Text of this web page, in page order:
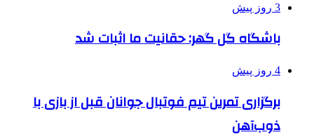
3 روز پیش
باشگاه گل گهر: حقانیت ما اثبات شد
4 روز پیش
برگزاری تمرین تیم فوتبال جوانان قبل از بازی با
ذوب‌آهن